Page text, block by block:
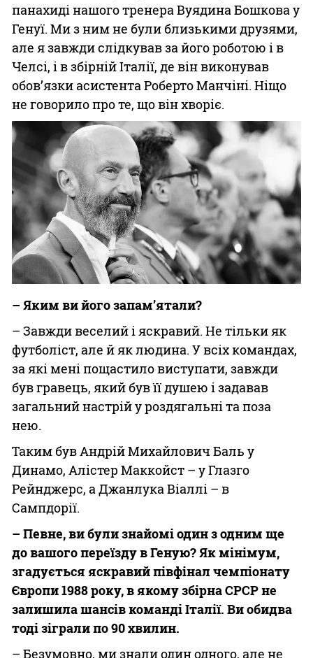
панахиді нашого тренера Вуядина Бошкова у
Генуї. Ми з ним не були близькими друзями,
але я завжди слідкував за його роботою і в
Челсі, і в збірній Італії, де він виконував
обов’язки асистента Роберто Манчіні. Ніщо
не говорило про те, що він хворіє.
– Яким ви його запам’ятали?
– Завжди веселий і яскравий. Не тільки як
футболіст, але й як людина. У всіх командах,
за які мені пощастило виступати, завжди
був гравець, який був її душею і задавав
загальний настрій у роздягальні та поза
нею.
Таким був Андрій Михайлович Баль у
Динамо, Алістер Маккойст – у Глазго
Рейнджерс, а Джанлука Віаллі – в
Сампдорії.
– Певне, ви були знайомі один з одним ще
до вашого переїзду в Геную? Як мінімум,
згадується яскравий півфінал чемпіонату
Європи 1988 року, в якому збірна СРСР не
залишила шансів команді Італії. Ви обидва
тоді зіграли по 90 хвилин.
– Безумовно, ми знали один одного, але не